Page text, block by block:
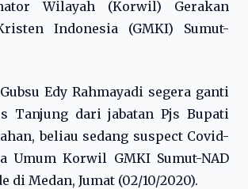
Wilayah (Korwil) Gerakan
Indonesia (GMKI) Sumut-
Edy Rahmayadi segera ganti
Tanjung dari jabatan Pjs Bupati
beliau sedang suspect Covid-
Umum Korwil GMKI Sumut-NAD
di Medan, Jumat (02/10/2020).